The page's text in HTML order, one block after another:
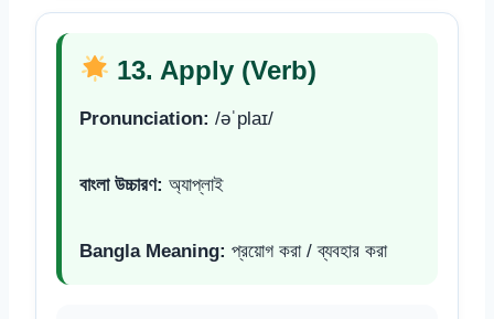
13. Apply (Verb)
Pronunciation: /əˈplaɪ/
বাংলা উচ্চারণ: অ্যাপ্লাই
Bangla Meaning: প্রয়োগ করা / ব্যবহার করা